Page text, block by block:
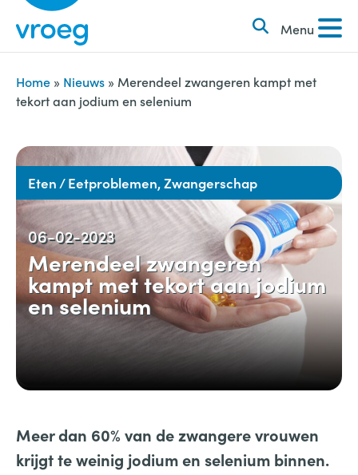
i
Menu
k
e
n
n
a
r
:
Home » Nieuws » Merendeel zwangeren kampt met
tekort aan jodium en selenium
Eten / Eetproblemen, Zwangerschap
06-02-2023
Merendeel zwangeren
kampt met tekort aan jodium
en selenium
Meer dan 60% van de zwangere vrouwen
krijgt te weinig jodium en selenium binnen.